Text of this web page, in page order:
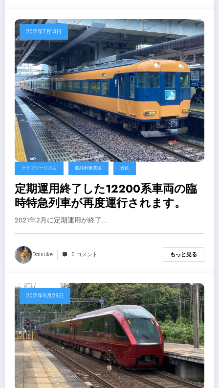
2021年7月13日
クラブツーリズム 臨時列車関連 近鉄
定期運用終了した12200系車両の臨
時特急列車が再度運行されます。
2021年2月に定期運用が終了…
Daisuke 0 コメント もっと見る
2021年6月29日